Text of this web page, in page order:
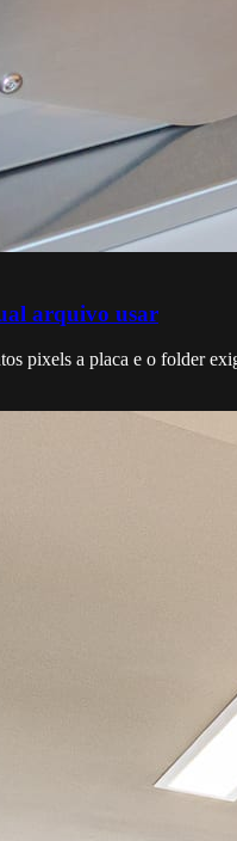
arquivo usar
pixels a placa e o folder